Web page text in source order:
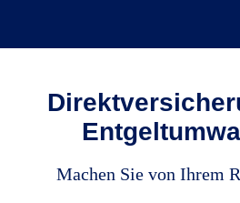
Machen Sie von Ihrem